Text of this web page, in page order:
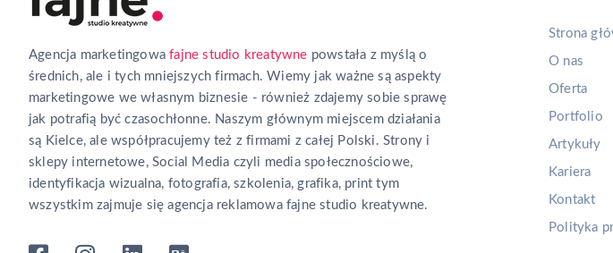
Agencja marketingowafajne studio kreatywne powstała z myślą o
średnich, ale i tych mniejszych firmach. Wiemy jak ważne są aspekty
marketingowe we własnym biznesie - również zdajemy sobie sprawę
jak potrafią być czasochłonne. Naszym głównym miejscem działania
są Kielce, ale współpracujemy też z firmami z całej Polski. Strony i
sklepy internetowe, Social Media czyli media społecznościowe,
identyfikacja wizualna, fotografia, szkolenia, grafika, print tym
wszystkim zajmuje się agencja reklamowa fajne studio kreatywne.
Strona
O nas
Oferta
Portfolio
Artykuły
Kariera
Kontakt
Polityka